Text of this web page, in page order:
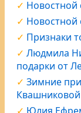
Новостной
Новостной
Признаки
Людмила
подарки от
Зимние
Квашниковой